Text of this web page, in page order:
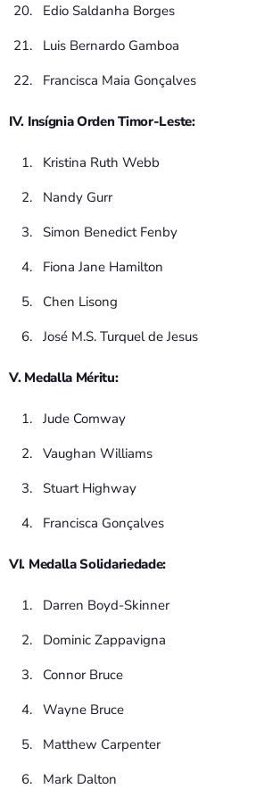
Edio Saldanha Borges
Luis Bernardo Gamboa
Francisca Maia Gonçalves
IV. Insígnia Orden Timor-Leste:
Kristina Ruth Webb
Nandy Gurr
Simon Benedict Fenby
Fiona Jane Hamilton
Chen Lisong
José M.S. Turquel de Jesus
V. Medalla Méritu:
Jude Comway
Vaughan Williams
Stuart Highway
Francisca Gonçalves
VI. Medalla Solidariedade:
Darren Boyd-Skinner
Dominic Zappavigna
Connor Bruce
Wayne Bruce
Matthew Carpenter
Mark Dalton